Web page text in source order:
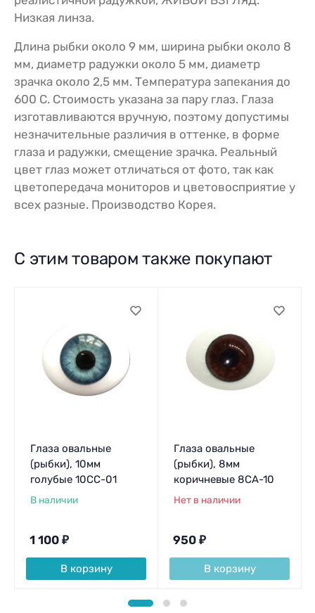
Низкая линза.
Длина рыбки около 9 мм, ширина рыбки около 8
мм, диаметр радужки около 5 мм, диаметр
зрачка около 2,5 мм. Температура запекания до
600 С. Стоимость указана за пару глаз. Глаза
изготавливаются вручную, поэтому допустимы
незначительные различия в оттенке, в форме
глаза и радужки, смещение зрачка. Реальный
цвет глаз может отличаться от фото, так как
цветопередача мониторов и цветовосприятие у
всех разные. Производство Корея.
С этим товаром также покупают
Глаза овальные
(рыбки), 10мм
голубые 10CC-01
В наличии
1 100 ₽
В корзину
Глаза овальные
(рыбки), 8мм
коричневые 8CA-10
Нет в наличии
950 ₽
В корзину